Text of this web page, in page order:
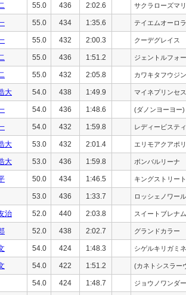
55.0 436 2:02.6 サクラローズマ
55.0 434 1:35.6 テイエムオーロラ
55.0 432 2:00.3 クーデグレイス
55.0 436 1:51.2 ジェントルフォ
55.0 432 2:05.8 カワキタフウジン
大 54.0 438 1:49.9 マイネプリンセス
54.0 436 1:48.6 (ダノンヨーヨー)
54.0 432 1:59.8 レディービステ
大 53.0 432 2:01.4 エリモアクアポ
大 53.0 436 1:59.8 ボンバルリーナ
50.0 434 1:46.5 キングストリート
53.0 436 1:33.7 ロッシェノワール
治 52.0 440 2:03.8 スイートブレナム
52.0 438 2:02.7 グランドカラー
54.0 424 1:48.3 シゲルキリガミネ
54.0 422 1:51.2 (カネトシスラー
54.0 424 1:48.7 ジョウノワンダー